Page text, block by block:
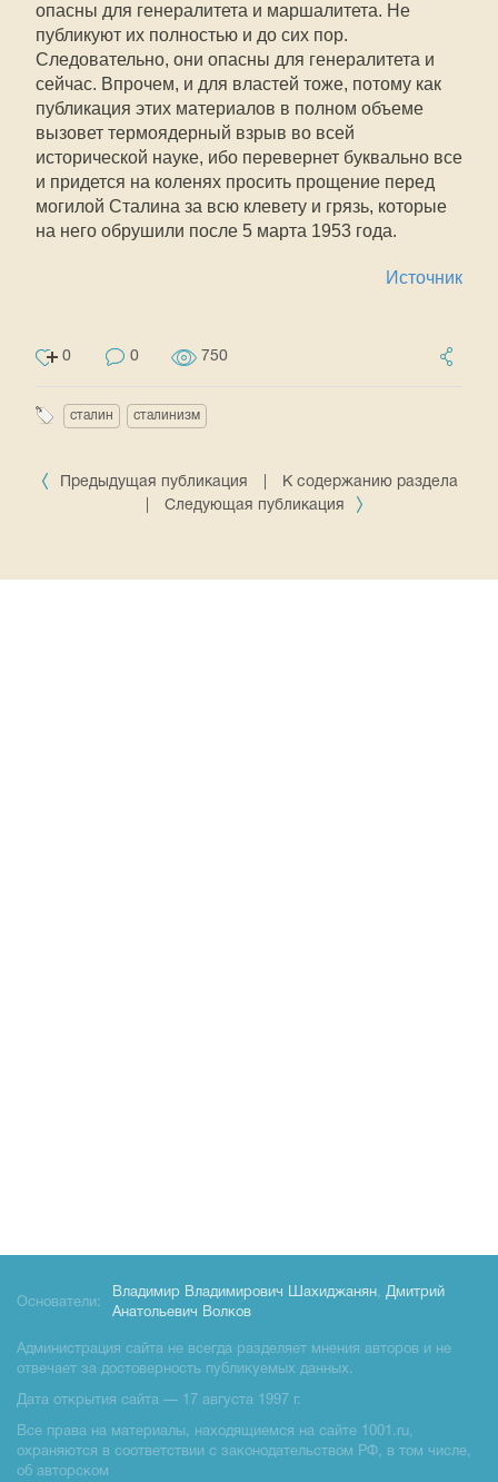
опасны для генералитета и маршалитета. Не
публикуют их полностью и до сих пор.
Следовательно, они опасны для генералитета и
сейчас. Впрочем, и для властей тоже, потому как
публикация этих материалов в полном объеме
вызовет термоядерный взрыв во всей
исторической науке, ибо перевернет буквально все
и придется на коленях просить прощение перед
могилой Сталина за всю клевету и грязь, которые
на него обрушили после 5 марта 1953 года.
Источник
0 0 750
сталин сталинизм
Предыдущая публикация
К содержанию раздела
Следующая публикация
Основатели:
Владимир Владимирович Шахиджанян, Дмитрий
Анатольевич Волков
Администрация сайта не всегда разделяет мнения авторов и не
отвечает за достоверность публикуемых данных.
Дата открытия сайта — 17 августа 1997 г.
Все права на материалы, находящиемся на сайте 1001.ru,
охраняются в соответствии с законодательством РФ, в том числе,
об авторском